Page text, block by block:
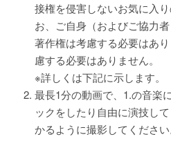
接権を侵害しないお気に入
お、ご自身（およびご協力者
著作権は考慮する必要はあ
慮する必要はありません。
※詳しくは下記に示します。
最長1分の動画で、1.の音楽
ックをしたり自由に演技し
かるように撮影してください